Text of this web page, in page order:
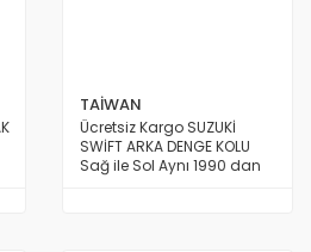
TAİWAN
Ücretsiz Kargo SUZUKİ
SWİFT ARKA DENGE KOLU
Sağ ile Sol Aynı 1990 dan